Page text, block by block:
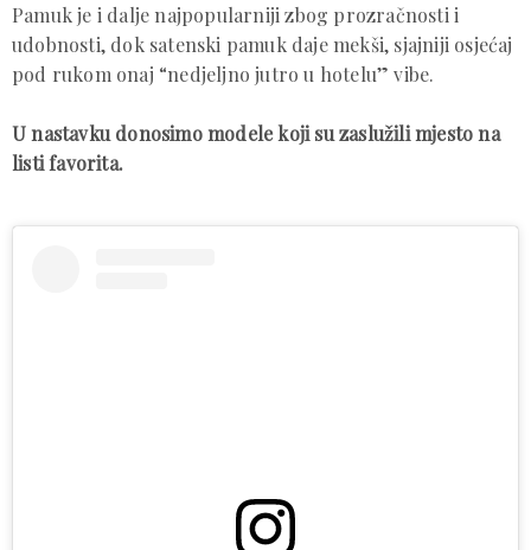
Pamuk je i dalje najpopularniji zbog prozračnosti i
udobnosti, dok satenski pamuk daje mekši, sjajniji osjećaj
pod rukom onaj “nedjeljno jutro u hotelu” vibe.
U nastavku donosimo modele koji su zaslužili mjesto na
listi favorita.